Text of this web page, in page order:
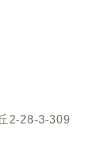
2-28-3-309